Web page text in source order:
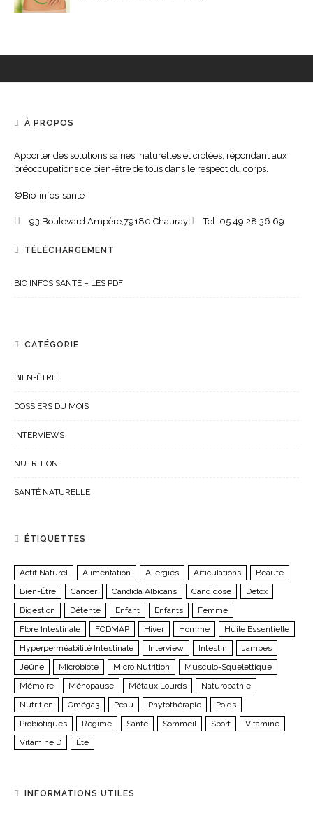
À PROPOS
Apporter des solutions saines, naturelles et ciblées, répondant aux
préoccupations de bien-être de tous dans le respect du corps.
©Bio-infos-santé
93 Boulevard Ampère,79180 Chauray Tel: 05 49 28 36 69
TÉLÉCHARGEMENT
BIO INFOS SANTÉ – LES PDF
CATÉGORIE
BIEN-ÊTRE
DOSSIERS DU MOIS
INTERVIEWS
NUTRITION
SANTÉ NATURELLE
ÉTIQUETTES
Actif Naturel Alimentation Allergies Articulations
Beauté
Bien-Être
Cancer Candida Albicans Candidose
Detox
Digestion
Détente Enfant Enfants
Femme
Flore Intestinale
FODMAP Hiver Homme
Huile Essentielle
Hyperperméabilité Intestinale
Interview Intestin
Jambes
Jeûne
Microbiote Micro Nutrition
Musculo-Squelettique
Mémoire
Ménopause Métaux Lourds
Naturopathie
Nutrition
Oméga3 Peau Phytothérapie
Poids
Probiotiques
Régime Santé Sommeil Sport
Vitamine
Vitamine D
Été
INFORMATIONS UTILES